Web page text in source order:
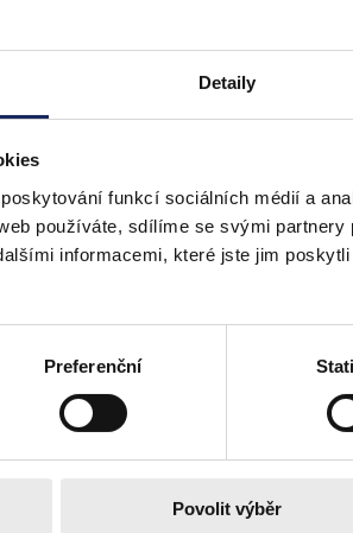
Detaily
funkcí sociálních médií a
používáte, sdílíme se svými
informacemi, které jste jim
Preferenční
Povolit výběr